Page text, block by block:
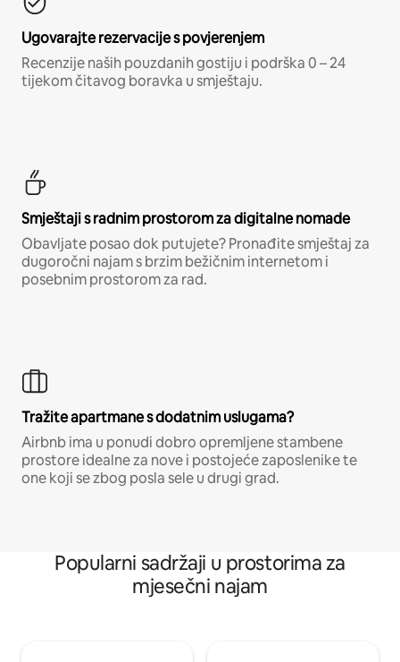
Ugovarajte rezervacije s povjerenjem
Recenzije naših pouzdanih gostiju i podrška 0 – 24
tijekom čitavog boravka u smještaju.
Smještaji s radnim prostorom za digitalne nomade
Obavljate posao dok putujete? Pronađite smještaj za
dugoročni najam s brzim bežičnim internetom i
posebnim prostorom za rad.
Tražite apartmane s dodatnim uslugama?
Airbnb ima u ponudi dobro opremljene stambene
prostore idealne za nove i postojeće zaposlenike te
one koji se zbog posla sele u drugi grad.
Popularni sadržaji u prostorima za
mjesečni najam